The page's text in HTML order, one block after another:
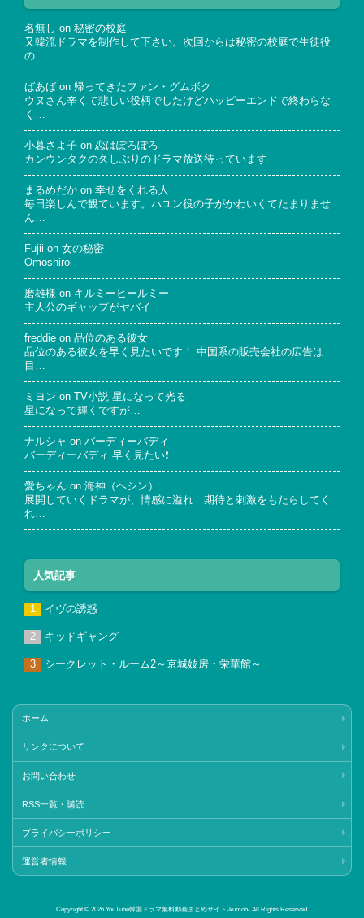
名無し on 秘密の校庭
又韓流ドラマを制作して下さい。次回からは秘密の校庭で生徒役
の…
ばあば on 帰ってきたファン・グムボク
ウヌさん辛くて悲しい役柄でしたけどハッピーエンドで終わらな
く…
小暮さよ子 on 恋はぽろぽろ
カンウンタクの久しぶりのドラマ放送待っています
まるめだか on 幸せをくれる人
毎日楽しんで観ています。ハユン役の子がかわいくてたまりませ
ん…
Fujii on 女の秘密
Omoshiroi
磨雄様 on キルミーヒールミー
主人公のギャップがヤバイ
freddie on 品位のある彼女
品位のある彼女を早く見たいです！ 中国系の販売会社の広告は
目…
ミヨン on
TV小説 星になって光る
星になって輝くですが…
ナルシャ on バーディーバディ
バーディーバディ 早く見たい❗
愛ちゃん on 海神（ヘシン）
展開していくドラマが、情感に溢れ 期待と刺激をもたらしてく
れ…
人気記事
イヴの誘惑
キッドギャング
シークレット・ルーム2～京城妓房・栄華館～
ホーム
リンクについて
お問い合わせ
RSS一覧・購読
プライバシーポリシー
運営者情報
Copyright © 2026 YouTube韓国ドラマ無料動画まとめサイト‐kumoh‐ All Rights Reserved.